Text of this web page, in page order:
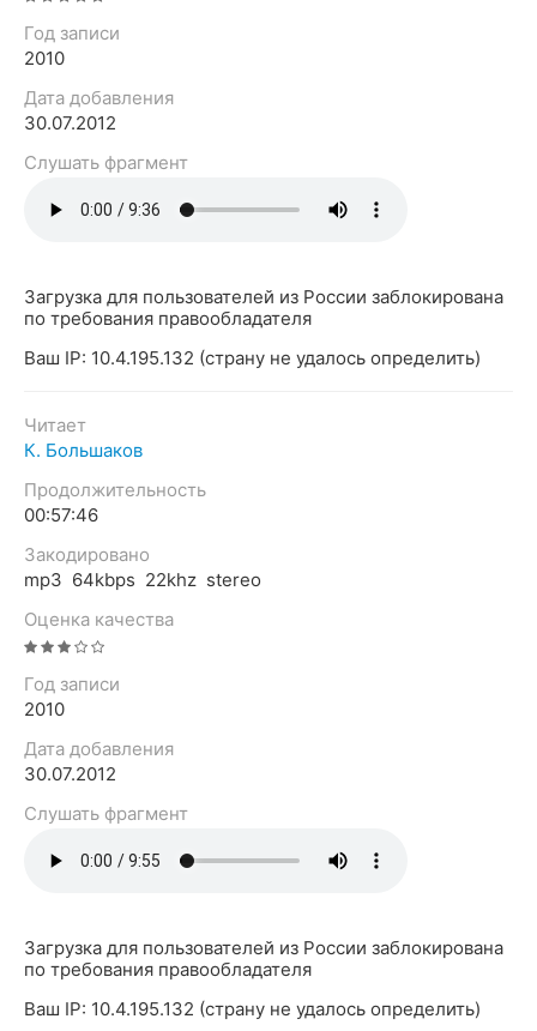
Год записи
2010
Дата добавления
30.07.2012
Слушать фрагмент
Загрузка для пользователей из России заблокирована
по требования правообладателя
Ваш IP: 10.4.195.132 (страну не удалось определить)
Читает
К. Большаков
Продолжительность
00:57:46
Закодировано
mp3 64kbps 22khz stereo
Оценка качества
Год записи
2010
Дата добавления
30.07.2012
Слушать фрагмент
Загрузка для пользователей из России заблокирована
по требования правообладателя
Ваш IP: 10.4.195.132 (страну не удалось определить)